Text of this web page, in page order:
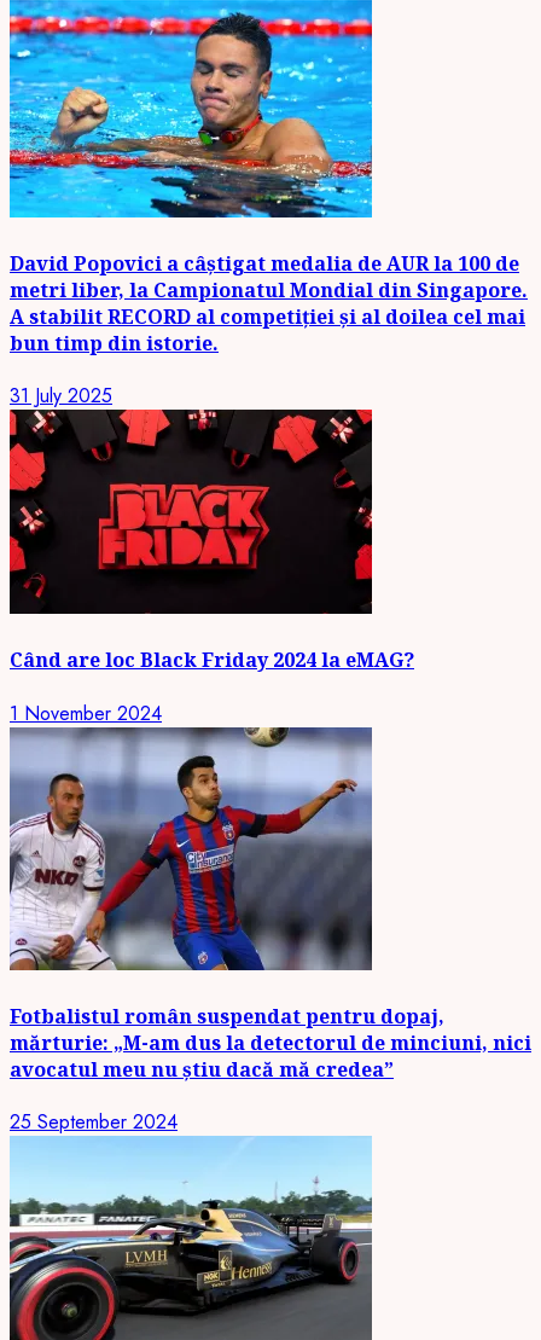
David Popovici a câștigat medalia de AUR la 100 de
metri liber, la Campionatul Mondial din Singapore.
A stabilit RECORD al competiției și al doilea cel mai
bun timp din istorie.
31 July 2025
Când are loc Black Friday 2024 la eMAG?
1 November 2024
Fotbalistul român suspendat pentru dopaj,
mărturie: „M-am dus la detectorul de minciuni, nici
avocatul meu nu știu dacă mă credea”
25 September 2024